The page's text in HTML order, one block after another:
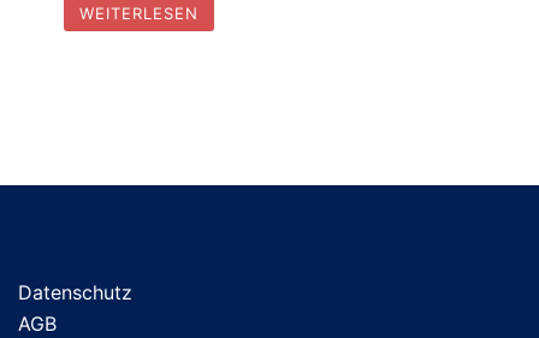
WEITERLESEN
Datenschutz
AGB